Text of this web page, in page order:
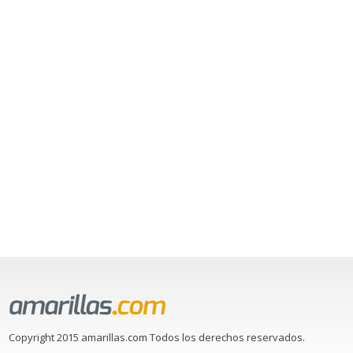
Copyright 2015 amarillas.com Todos los derechos reservados.